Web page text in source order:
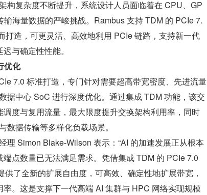
构复杂度不断提升，系统设计人员面临着在 CPU、GP
输海量数据的严峻挑战。Rambus 支持 TDM 的 PCIe 7.
打造，可更灵活、高效地利用 PCIe 链路，支持新一代
与确定性性能。
优化
7.0 标准打造，专门针对需要超高带宽密度、先进流量
据中心 SoC 进行深度优化。通过集成 TDM 功能，该交
度与复用流量，最大限度提升交换架构利用率，同时
据传输等多样化负载场景。
理 Simon Blake-Wilson 表示：“AI 的加速发展正从根本
点数量已无法满足需求。凭借集成 TDM 的 PCIe 7.0
了全新的扩展自由度，可高效、确定性地扩展带宽，
。这是支撑下一代高端 AI 集群与 HPC 网络实现规模